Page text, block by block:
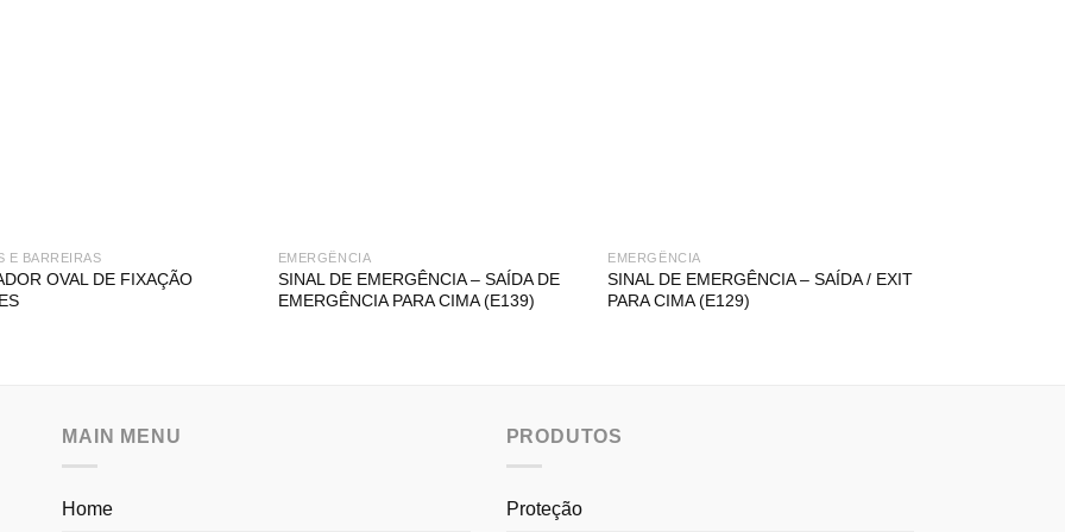
E BARREIRAS
OVAL DE FIXAÇÃO
EMERGÊNCIA
SINAL DE EMERGÊNCIA – SAÍDA DE
EMERGÊNCIA PARA CIMA (E139)
EMERGÊNCIA
SINAL DE EMERGÊNCIA – SAÍDA / EXIT
PARA CIMA (E129)
MAIN MENU
Home
PRODUTOS
Proteção